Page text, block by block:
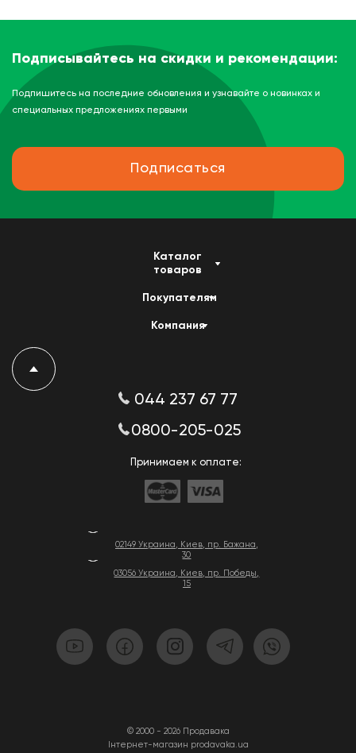
Подписывайтесь на скидки и рекомендации:
Подпишитесь на последние обновления и узнавайте о новинках и
специальных предложениях первыми
Подписаться
02149 Украина, Киев, пр. Бажана,
30
03056 Украина, Киев, пр. Победы,
15
© 2000 - 2026 Продавака
Інтернет-магазин prodavaka.ua
Каталог
товаров
Покупателям
Компания
044 237 67 77
0800-205-025
Принимаем к оплате: